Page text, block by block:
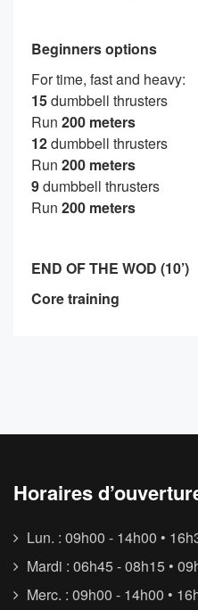
Beginners options
For time, fast and heavy:
15dumbbell thrusters
Run 200 meters
12dumbbell thrusters
Run 200 meters
9dumbbell thrusters
Run 200 meters
END OF THE WOD (10’)
Core training
Horaires
Lun. : 09h00 - 14h00 •
Mardi : 06h45 - 08h15 •
Merc. : 09h00 - 14h00 •